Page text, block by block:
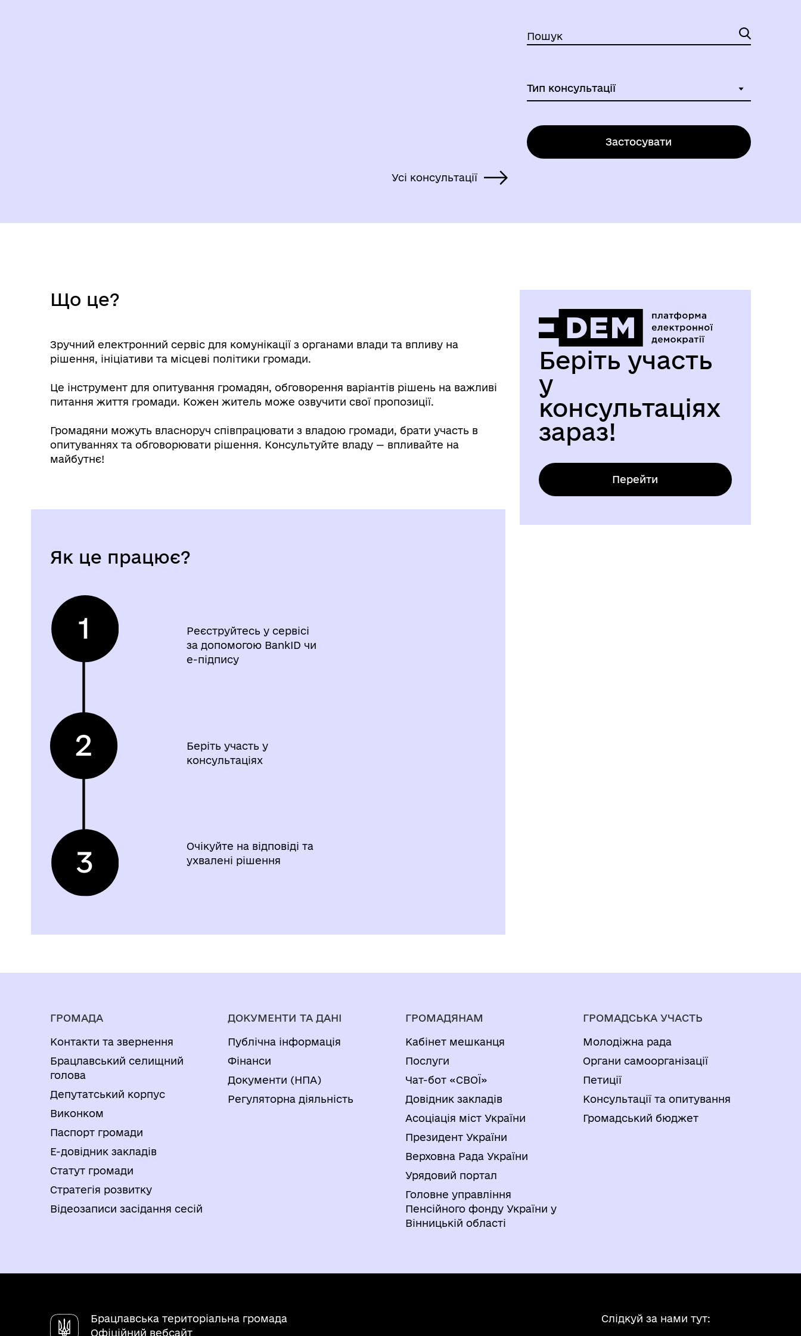
Пошук
Застосувати
Усі консультації
Що це?
Зручний електронний сервіс для комунікації з органами влади та впливу на
рішення, ініціативи та місцеві політики громади.
Це інструмент для опитування громадян, обговорення варіантів рішень на важливі
питання життя громади. Кожен житель може озвучити свої пропозиції.
Громадяни можуть власноруч співпрацювати з владою громади, брати участь в
опитуваннях та обговорювати рішення. Консультуйте владу — впливайте на
майбутнє!
Як це працює?
Реєструйтесь у сервісі
за допомогою BankID чи
е-підпису
Беріть участь у
консультаціях
Очікуйте на відповіді та
ухвалені рішення
Беріть участь
у
консультаціях
зараз!
Перейти
ГРОМАДА
Контакти та звернення
Брацлавський селищний
голова
Депутатський корпус
Виконком
Паспорт громади
Е-довідник закладів
Статут громади
Стратегія розвитку
Відеозаписи засідання сесій
ДОКУМЕНТИ ТА ДАНІ
Публічна інформація
Фінанси
Документи (НПА)
Регуляторна діяльність
ГРОМАДЯНАМ
Кабінет мешканця
Послуги
Чат-бот «СВОЇ»
Довідник закладів
Асоціація міст України
Президент України
Верховна Рада України
Урядовий портал
Головне управління
Пенсійного фонду України у
Вінницькій області
ГРОМАДСЬКА УЧАСТЬ
Молодіжна рада
Органи самоорганізації
Петиції
Консультації та опитування
Громадський бюджет
Брацлавська територіальна громада
Офіційний вебсайт
Слідкуй за нами тут: